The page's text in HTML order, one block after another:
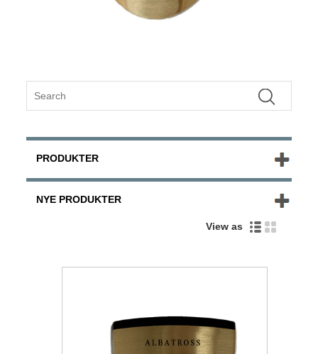
PRODUKTER
NYE PRODUKTER
View as